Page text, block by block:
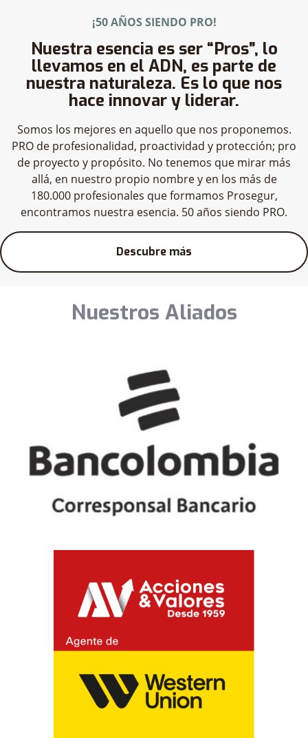
¡50 AÑOS SIENDO PRO!
Nuestra esencia es ser “Pros”, lo
llevamos en el ADN, es parte de
nuestra naturaleza. Es lo que nos
hace innovar y liderar.
Somos los mejores en aquello que nos proponemos.
PRO de profesionalidad, proactividad y protección; pro
de proyecto y propósito. No tenemos que mirar más
allá, en nuestro propio nombre y en los más de
180.000 profesionales que formamos Prosegur,
encontramos nuestra esencia. 50 años siendo PRO.
Descubre más
Nuestros Aliados